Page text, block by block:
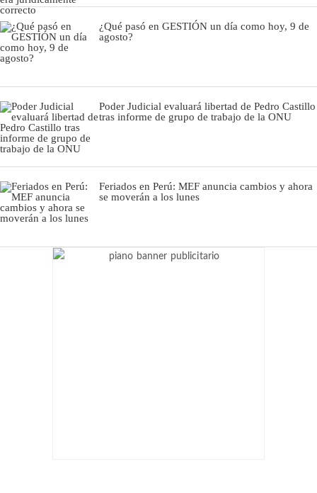
¿Qué pasó en GESTIÓN un día como hoy, 9 de
agosto?
Poder Judicial evaluará libertad de Pedro Castillo
tras informe de grupo de trabajo de la ONU
Feriados en Perú: MEF anuncia cambios y ahora
se moverán a los lunes